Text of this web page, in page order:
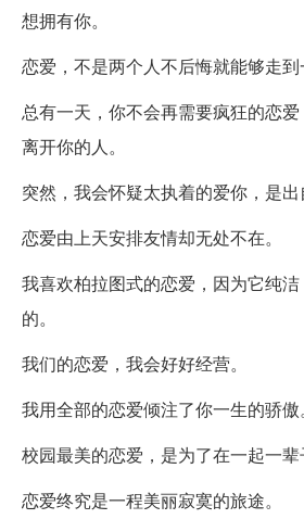
想拥有你。
恋爱，不是两个人不后悔就能够走到
总有一天，你不会再需要疯狂的恋
离开你的人。
突然，我会怀疑太执着的爱你，是出
恋爱由上天安排友情却无处不在。
我喜欢柏拉图式的恋爱，因为它纯
的。
我们的恋爱，我会好好经营。
我用全部的恋爱倾注了你一生的骄傲。
校园最美的恋爱，是为了在一起一辈
恋爱终究是一程美丽寂寞的旅途。